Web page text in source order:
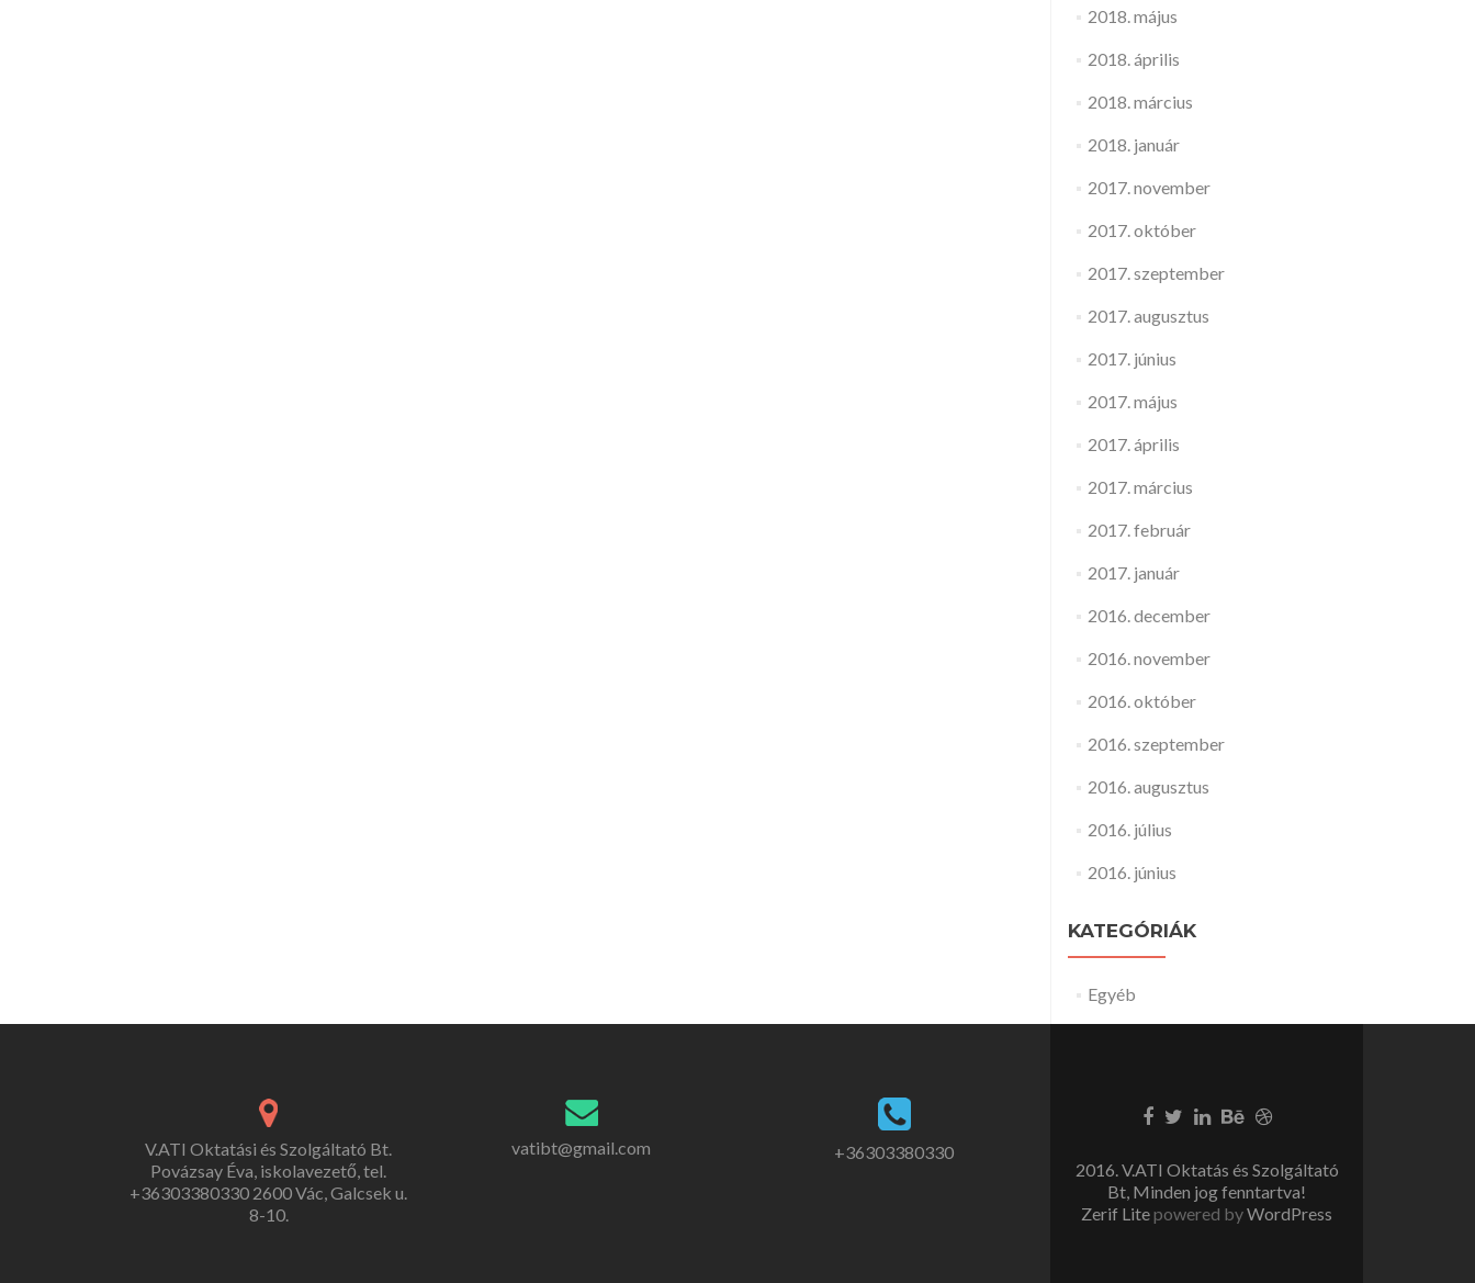
2018. május
2018. április
2018. március
2018. január
2017. november
2017. október
2017. szeptember
2017. augusztus
2017. június
2017. május
2017. április
2017. március
2017. február
2017. január
2016. december
2016. november
2016. október
2016. szeptember
2016. augusztus
2016. július
2016. június
KATEGÓRIÁK
Egyéb
V.ATI Oktatási és Szolgáltató Bt.
Povázsay Éva, iskolavezető, tel.
+36303380330 2600 Vác, Galcsek u.
8-10.
vatibt@gmail.com
+36303380330
2016. V.ATI Oktatás és Szolgáltató
Bt, Minden jog fenntartva!
Zerif Litepowered byWordPress